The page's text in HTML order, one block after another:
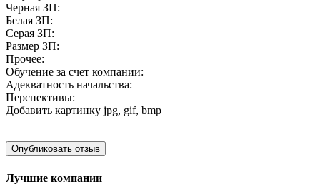
Черная ЗП:
Белая ЗП:
Серая ЗП:
Размер ЗП:
Прочее:
Обучение за счет компании:
Адекватность начальства:
Перспективы:
Добавить картинку jpg, gif, bmp
Лучшие компании